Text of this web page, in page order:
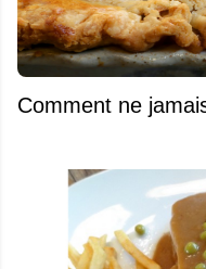
Comment ne